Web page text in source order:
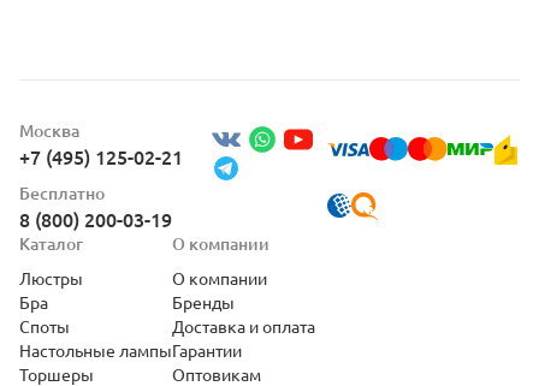
Москва
+7 (495) 125-02-21
Бесплатно
8 (800) 200-03-19
Каталог
Люстры
Бра
Споты
Настольные лампы
Торшеры
О компании
О компании
Бренды
Доставка и оплата
Гарантии
Оптовикам